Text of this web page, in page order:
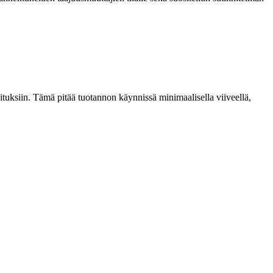
Tämä pitää tuotannon käynnissä minimaalisella viiveellä,